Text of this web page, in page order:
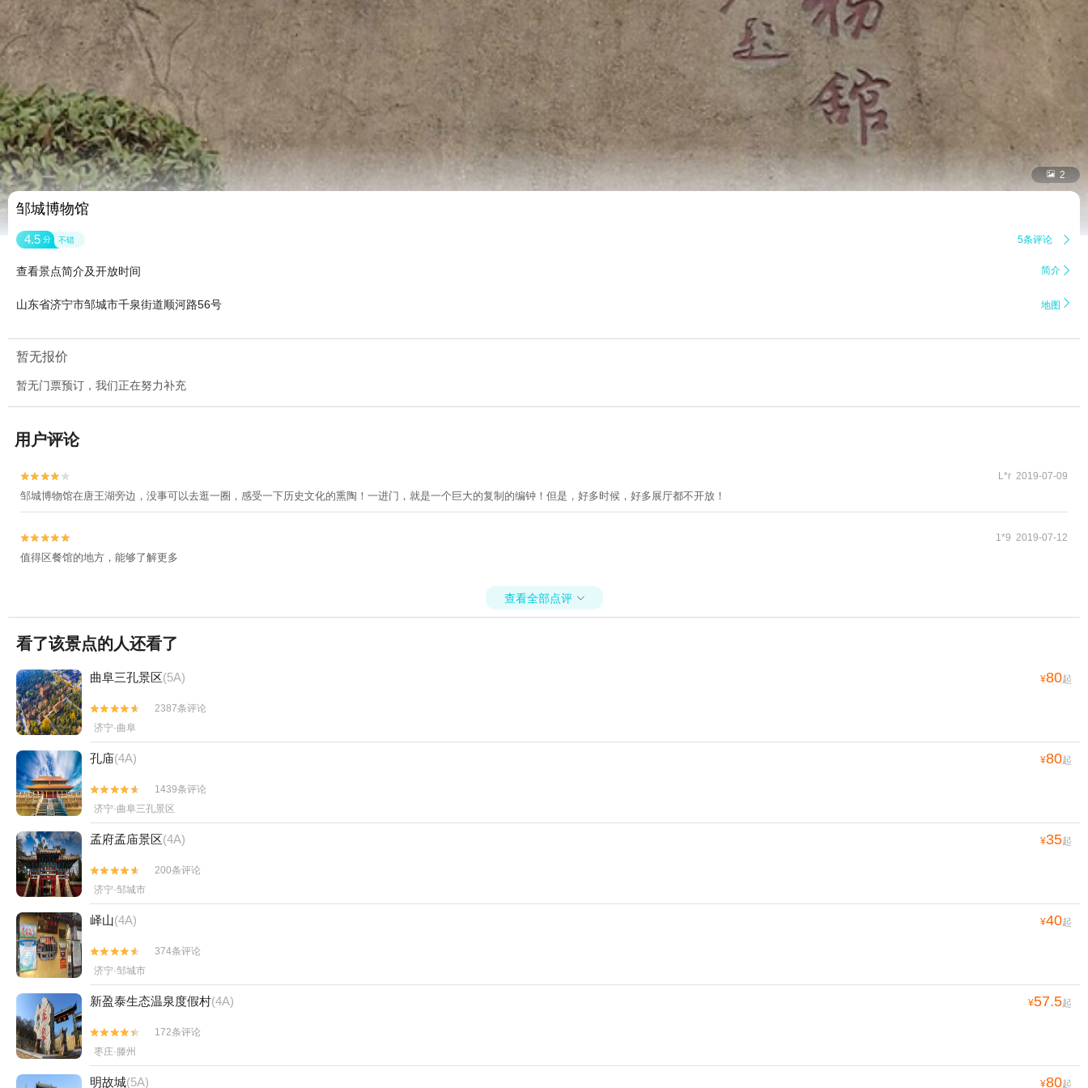
 2
邹城博物馆
4.5 分 不错 5条评论 
查看景点简介及开放时间 简介 
山东省济宁市邹城市千泉街道顺河路56号 地图 
暂无报价
暂无门票预订，我们正在努力补充
用户评论

 L*r 2019-07-09
邹城博物馆在唐王湖旁边，没事可以去逛一圈，感受一下历史文化的熏陶！一进门，就是一个巨大的复制的编钟！但是，好多时候，好多展厅都不开放！

 1*9 2019-07-12
值得区餐馆的地方，能够了解更多
查看全部点评 
看了该景点的人还看了
曲阜三孔景区(5A) ¥80起


2387条评论
济宁·曲阜
孔庙(4A) ¥80起


1439条评论
济宁·曲阜三孔景区
孟府孟庙景区(4A) ¥35起


200条评论
济宁·邹城市
峄山(4A) ¥40起


374条评论
济宁·邹城市
新盈泰生态温泉度假村(4A) ¥57.5起


172条评论
枣庄·滕州
明故城(5A) ¥80起